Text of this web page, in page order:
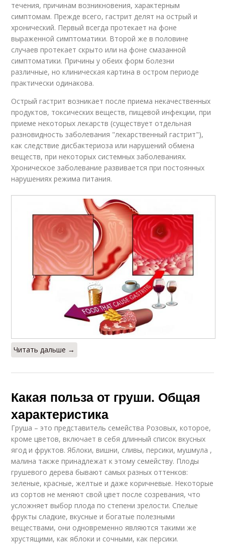
течения, причинам возникновения, характерным
симптомам. Прежде всего, гастрит делят на острый и
хронический. Первый всегда протекает на фоне
выраженной симптоматики. Второй же в половине
случаев протекает скрыто или на фоне смазанной
симптоматики. Причины у обеих форм болезни
различные, но клиническая картина в остром периоде
практически одинакова.
Острый гастрит возникает после приема некачественных
продуктов, токсических веществ, пищевой инфекции, при
приеме некоторых лекарств (существует отдельная
разновидность заболевания "лекарственный гастрит"),
как следствие дисбактериоза или нарушений обмена
веществ, при некоторых системных заболеваниях.
Хроническое заболевание развивается при постоянных
нарушениях режима питания.
Читать дальше →
Какая польза от груши. Общая
характеристика
Груша – это представитель семейства Розовых, которое,
кроме цветов, включает в себя длинный список вкусных
ягод и фруктов. Яблоки, вишни, сливы, персики, мушмула ,
малина также принадлежат к этому семейству. Плоды
грушевого дерева бывают самых разных оттенков:
зеленые, красные, желтые и даже коричневые. Некоторые
из сортов не меняют свой цвет после созревания, что
усложняет выбор плода по степени зрелости. Спелые
фрукты сладкие, вкусные и богатые полезными
веществами, они одновременно являются такими же
хрустящими, как яблоки и сочными, как персики.